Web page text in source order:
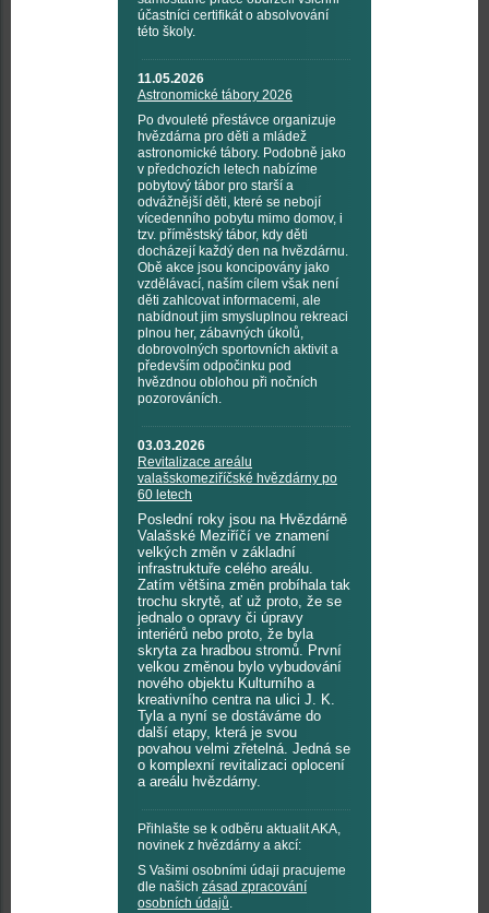
účastníci certifikát o absolvování
této školy.
11.05.2026
Astronomické tábory 2026
Po dvouleté přestávce organizuje
hvězdárna pro děti a mládež
astronomické tábory. Podobně jako
v předchozích letech nabízíme
pobytový tábor pro starší a
odvážnější děti, které se nebojí
vícedenního pobytu mimo domov, i
tzv. příměstský tábor, kdy děti
docházejí každý den na hvězdárnu.
Obě akce jsou koncipovány jako
vzdělávací, naším cílem však není
děti zahlcovat informacemi, ale
nabídnout jim smysluplnou rekreaci
plnou her, zábavných úkolů,
dobrovolných sportovních aktivit a
především odpočinku pod
hvězdnou oblohou při nočních
pozorováních.
03.03.2026
Revitalizace areálu
valašskomeziříčské hvězdárny po
60 letech
Poslední roky jsou na Hvězdárně
Valašské Meziříčí ve znamení
velkých změn v základní
infrastruktuře celého areálu.
Zatím většina změn probíhala tak
trochu skrytě, ať už proto, že se
jednalo o opravy či úpravy
interiérů nebo proto, že byla
skryta za hradbou stromů. První
velkou změnou bylo vybudování
nového objektu Kulturního a
kreativního centra na ulici J. K.
Tyla a nyní se dostáváme do
další etapy, která je svou
povahou velmi zřetelná. Jedná se
o komplexní revitalizaci oplocení
a areálu hvězdárny.
Přihlašte se k odběru aktualit AKA,
novinek z hvězdárny a akcí:
S Vašimi osobními údaji pracujeme
dle našich zásad zpracování
osobních údajů.